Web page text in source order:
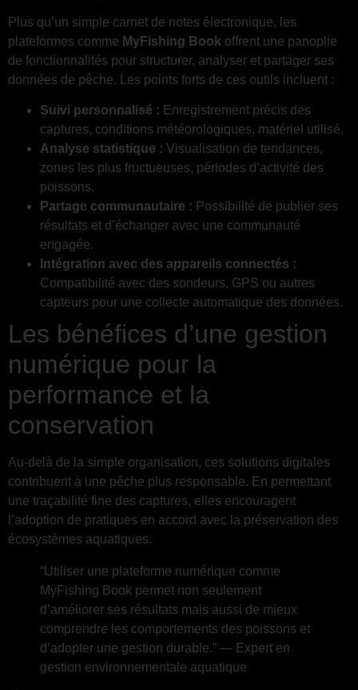
Plus qu’un simple carnet de notes électronique, les
plateformes comme MyFishing Book offrent une panoplie
de fonctionnalités pour structurer, analyser et partager ses
données de pêche. Les points forts de ces outils incluent :
Suivi personnalisé : Enregistrement précis des
captures, conditions météorologiques, matériel utilisé.
Analyse statistique : Visualisation de tendances,
zones les plus fructueuses, périodes d’activité des
poissons.
Partage communautaire : Possibilité de publier ses
résultats et d’échanger avec une communauté
engagée.
Intégration avec des appareils connectés :
Compatibilité avec des sondeurs, GPS ou autres
capteurs pour une collecte automatique des données.
Les bénéfices d’une gestion
numérique pour la
performance et la
conservation
Au-delà de la simple organisation, ces solutions digitales
contribuent à une pêche plus responsable. En permettant
une traçabilité fine des captures, elles encouragent
l’adoption de pratiques en accord avec la préservation des
écosystèmes aquatiques.
“Utiliser une plateforme numérique comme
MyFishing Book permet non seulement
d’améliorer ses résultats mais aussi de mieux
comprendre les comportements des poissons et
d’adopter une gestion durable.” — Expert en
gestion environnementale aquatique